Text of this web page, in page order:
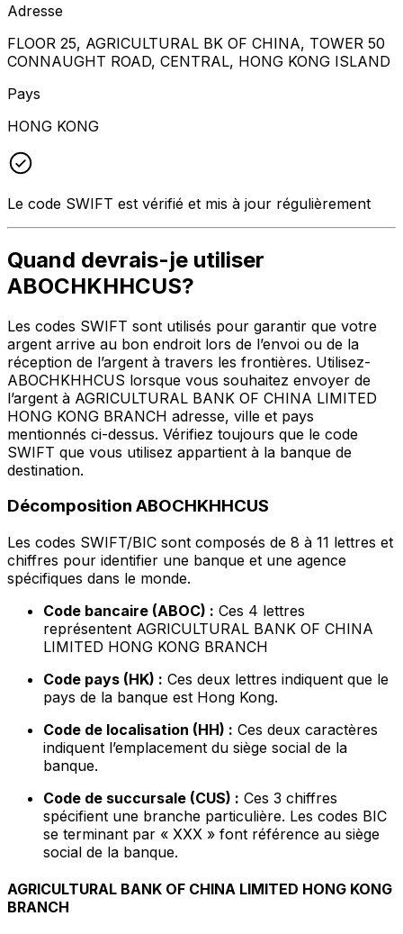
Adresse
FLOOR 25, AGRICULTURAL BK OF CHINA, TOWER 50
CONNAUGHT ROAD, CENTRAL, HONG KONG ISLAND
Pays
HONG KONG
Le code SWIFT est vérifié et mis à jour régulièrement
Quand devrais-je utiliser
ABOCHKHHCUS?
Les codes SWIFT sont utilisés pour garantir que votre
argent arrive au bon endroit lors de l’envoi ou de la
réception de l’argent à travers les frontières. Utilisez-
ABOCHKHHCUS lorsque vous souhaitez envoyer de
l’argent à AGRICULTURAL BANK OF CHINA LIMITED
HONG KONG BRANCH adresse, ville et pays
mentionnés ci-dessus. Vérifiez toujours que le code
SWIFT que vous utilisez appartient à la banque de
destination.
Décomposition ABOCHKHHCUS
Les codes SWIFT/BIC sont composés de 8 à 11 lettres et
chiffres pour identifier une banque et une agence
spécifiques dans le monde.
Code bancaire (ABOC) : Ces 4 lettres
représentent AGRICULTURAL BANK OF CHINA
LIMITED HONG KONG BRANCH
Code pays (HK) : Ces deux lettres indiquent que le
pays de la banque est Hong Kong.
Code de localisation (HH) : Ces deux caractères
indiquent l’emplacement du siège social de la
banque.
Code de succursale (CUS) : Ces 3 chiffres
spécifient une branche particulière. Les codes BIC
se terminant par « XXX » font référence au siège
social de la banque.
AGRICULTURAL BANK OF CHINA LIMITED HONG KONG
BRANCH